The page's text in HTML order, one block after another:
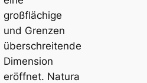
großflächige
und Grenzen
überschreitende
Dimension
eröffnet. Natura